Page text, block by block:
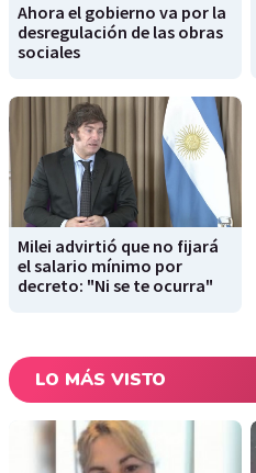
Ahora el gobierno va por la
desregulación de las obras
sociales
Milei advirtió que no fijará
el salario mínimo por
decreto: "Ni se te ocurra"
LO MÁS VISTO